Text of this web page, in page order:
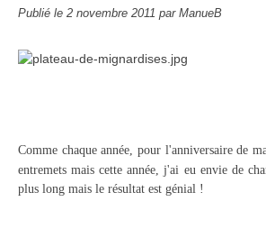
Publié le 2 novembre 2011 par ManueB
Comme chaque année, pour l'anniversaire de
entremets mais cette année, j'ai eu envie de
plus long mais le résultat est génial !